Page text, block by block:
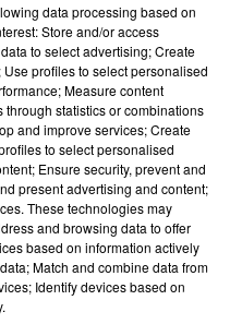
pas de créneau).
ville seront ouverts
17 et 24 décembre.
data processing based on
Store and/or access
to select advertising; Create
profiles to select personalised
Measure content
statistics or combinations
and improve services; Create
to select personalised
Ensure security, prevent and
present advertising and content;
These technologies may
and browsing data to offer
based on information actively
Match and combine data from
Identify devices based on